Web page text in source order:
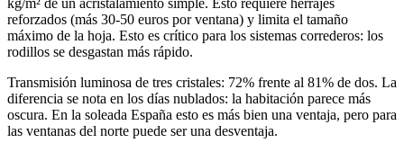
reforzados (más 30-50 euros por ventana) y limita el tamaño
máximo de la hoja. Esto es crítico para los sistemas correderos: los
rodillos se desgastan más rápido.
Transmisión luminosa de tres cristales: 72% frente al 81% de dos. La
diferencia se nota en los días nublados: la habitación parece más
oscura. En la soleada España esto es más bien una ventaja, pero para
las ventanas del norte puede ser una desventaja.